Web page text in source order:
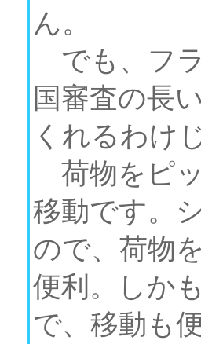
ん。
でも、フ
国審査の長
くれるわけ
荷物をピ
移動です。
ので、荷物
便利。しか
で、移動も